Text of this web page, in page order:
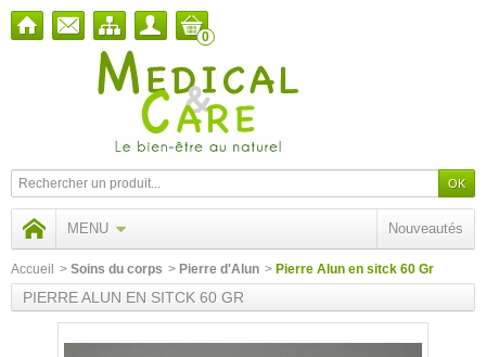
0
MENU Nouveautés
Accueil > Soins du corps > Pierre d'Alun > Pierre Alun en sitck 60 Gr
PIERRE ALUN EN SITCK 60 GR